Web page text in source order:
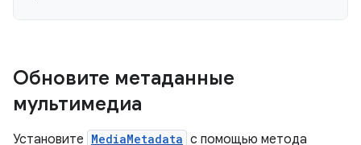
Обновите метаданные
мультимедиа
Установите MediaMetadata с помощью метода